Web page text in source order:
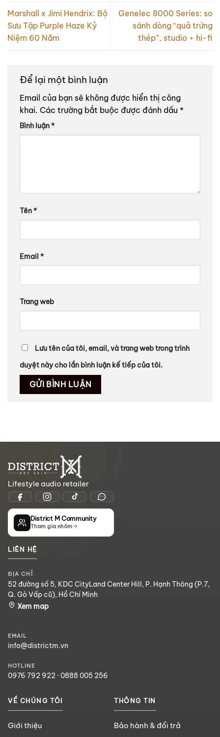
Marshall x Jimi Hendrix: Bộ
Sưu Tập Purple Haze Kỷ
Niệm 60 Năm
Genelec 8000 Series: so
sánh dòng “quả trứng
thép”, studio + hi-fi
Để lại một bình luận
Email của bạn sẽ không được hiển thị công
khai. Các trường bắt buộc được đánh dấu *
Bình luận*
Tên*
Email *
Trang web
Lưu tên của tôi, email, và trang web trong trình
duyệt này cho lần bình luận kế tiếp của tôi.
Lifestyle audio retailer
District M Community
Tham gia nhóm
LIÊN HỆ
ĐỊA CHỈ
52 đường số 5, KDC CityLand Center Hill, P. Hạnh Thông (P.7,
Q. Gò Vấp cũ), Hồ Chí Minh
Xem map
EMAIL
info@districtm.vn
HOTLINE
0976 792 922 · 0888 005 256
VỀ CHÚNG TÔI
Giới thiệu
THÔNG TIN
Bảo hành & đổi trả